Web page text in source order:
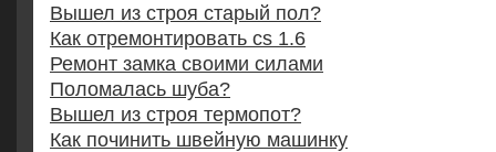
Вышел из строя старый пол?
Как отремонтировать cs 1.6
Ремонт замка своими силами
Поломалась шуба?
Вышел из строя термопот?
Как починить швейную машинку